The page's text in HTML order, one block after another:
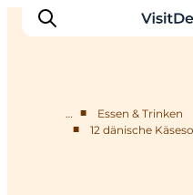
… ■
Essen & Trinken
■
12 dänische